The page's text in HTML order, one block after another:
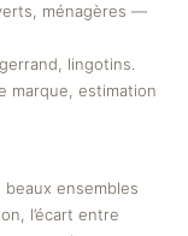
ménagères —
lingotins.
marque, estimation
beaux ensembles
l’écart entre